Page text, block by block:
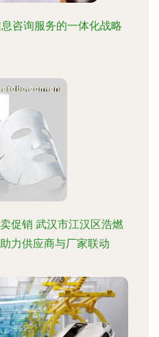
咨询服务的一体化战略
促销 武汉市江汉区浩燃
力供应商与厂家联动